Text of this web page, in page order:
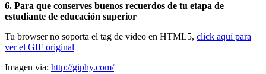
6. Para que conserves buenos recuerdos de tu etapa de
estudiante de educación superior
Tu browser no soporta el tag de video en HTML5, click aquí para
ver el GIF original
Imagen via: http://giphy.com/